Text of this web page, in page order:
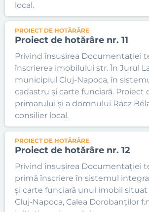
local.
PROIECT DE HOTĂRÂRE
Proiect de hotărâre nr. 11
Privind însușirea Documentației
înscrierea imobilului str. În Jurul
municipiul Cluj-Napoca, în
cadastru și carte funciară. Proiect
primarului și a domnului Rácz
consilier local.
PROIECT DE HOTĂRÂRE
Proiect de hotărâre nr. 12
Privind însușirea Documentației
primă înscriere în sistemul
și carte funciară unui imobil
Cluj-Napoca, Calea Dorobanților